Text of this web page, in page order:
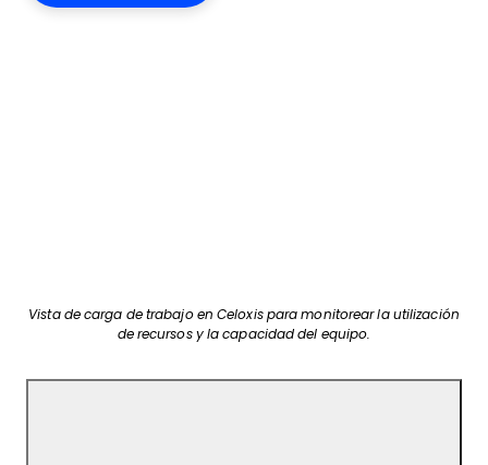
Vista de carga de trabajo en Celoxis para monitorear la utilización
de recursos y la capacidad del equipo.